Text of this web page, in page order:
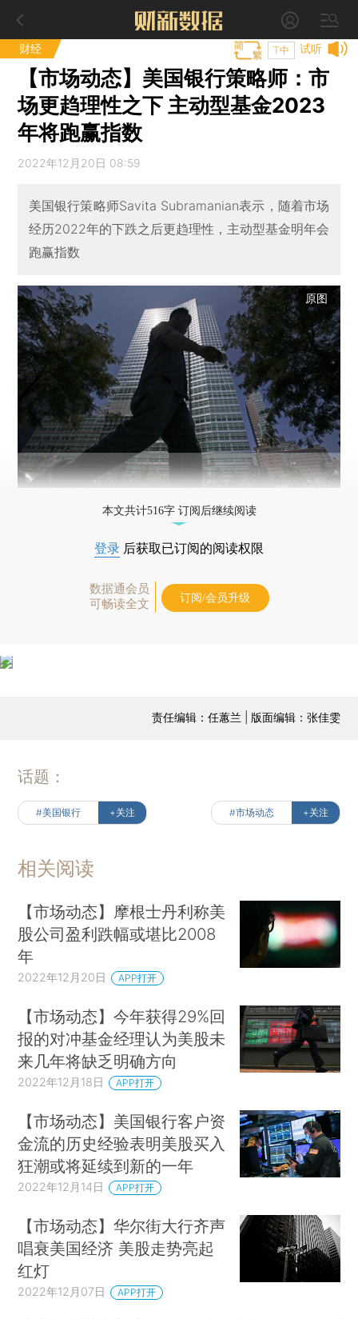
财经 试听
T中
【市场动态】美国银行策略师：市
场更趋理性之下 主动型基金2023
年将跑赢指数
2022年12月20日 08:59
美国银行策略师Savita Subramanian表示，随着市场
经历2022年的下跌之后更趋理性，主动型基金明年会
跑赢指数
原图
本文共计516字 订阅后继续阅读
登录 后获取已订阅的阅读权限
数据通会员
可畅读全文
订阅/会员升级
责任编辑：任蕙兰 | 版面编辑：张佳雯
话题：
#美国银行 +关注 #市场动态 +关注
相关阅读
【市场动态】摩根士丹利称美
股公司盈利跌幅或堪比2008
年
2022年12月20日 APP打开
【市场动态】今年获得29%回
报的对冲基金经理认为美股未
来几年将缺乏明确方向
2022年12月18日 APP打开
【市场动态】美国银行客户资
金流的历史经验表明美股买入
狂潮或将延续到新的一年
2022年12月14日 APP打开
【市场动态】华尔街大行齐声
唱衰美国经济 美股走势亮起
红灯
2022年12月07日 APP打开